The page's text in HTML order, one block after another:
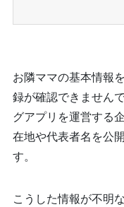
お隣ママの基本情報
録が確認できません
グアプリを運営する
在地や代表者名を公
す。
こうした情報が不明